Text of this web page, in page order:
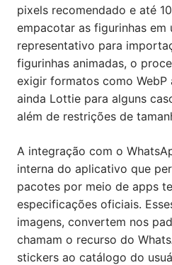
pixels recomendado e até
empacotar as figurinhas
representativo para
figurinhas animadas, o
exigir formatos como WebP
ainda Lottie para alguns
além de restrições de
A integração com o
interna do aplicativo que
pacotes por meio de apps
especificações oficiais.
imagens, convertem nos
chamam o recurso do
stickers ao catálogo do